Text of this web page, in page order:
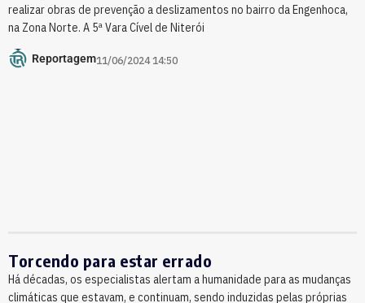
realizar obras de prevenção a deslizamentos no bairro da Engenhoca,
na Zona Norte. A 5ª Vara Cível de Niterói
Reportagem11/06/2024 14:50
Torcendo para estar errado
Há décadas, os especialistas alertam a humanidade para as mudanças
climáticas que estavam, e continuam, sendo induzidas pelas próprias